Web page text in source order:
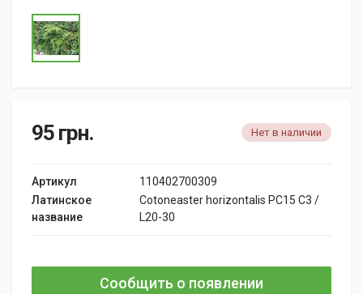
95 грн. Нет в наличии
Артикул
110402700309
Латинское
название
Cotoneaster horizontalis PC15 C3 /
L20-30
Сообщить о появлении